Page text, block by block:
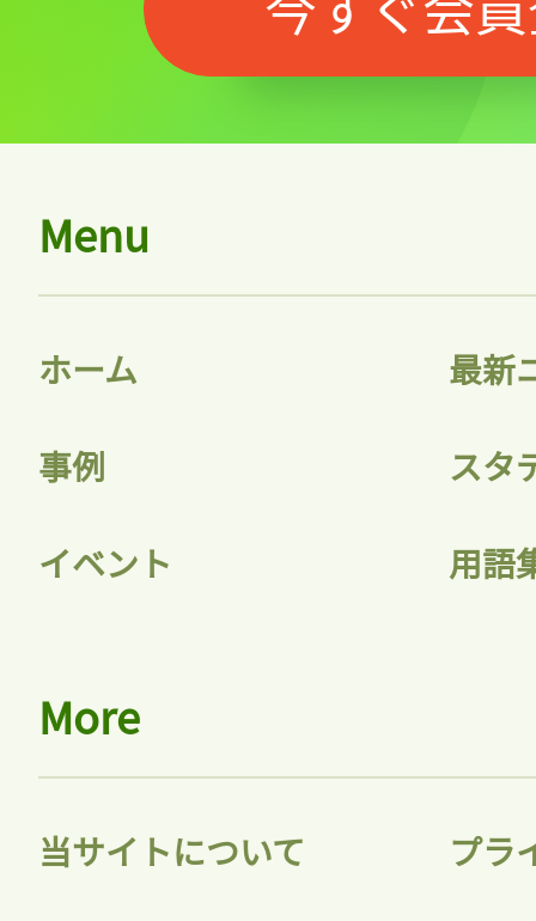
記事をお気に入りに
ログインが必
ログイン
Menu
ホーム 最新
事例 スタ
イベント 用語
More
当サイトについて プラ